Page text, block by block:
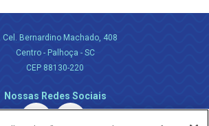
Cel. Bernardino Machado, 408
Centro - Palhoça - SC
CEP 88130-220
Nossas Redes Sociais